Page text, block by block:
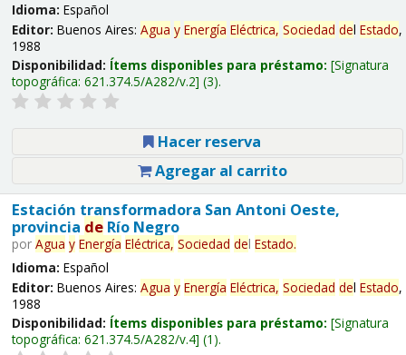
Idioma: Español
Editor: Buenos Aires: Agua y Energía Eléctrica, Sociedad del Estado,
1988
Disponibilidad: Ítems disponibles para préstamo: Signatura
topográfica: 621.374.5/A282/v.2 (3).
Hacer reserva
Agregar al carrito
Estación transformadora San Antoni Oeste,
provincia deRío Negro
por Agua y Energía Eléctrica, Sociedad del Estado.
Idioma: Español
Editor: Buenos Aires: Agua y Energía Eléctrica, Sociedad del Estado,
1988
Disponibilidad: Ítems disponibles para préstamo: Signatura
topográfica: 621.374.5/A282/v.4 (1).